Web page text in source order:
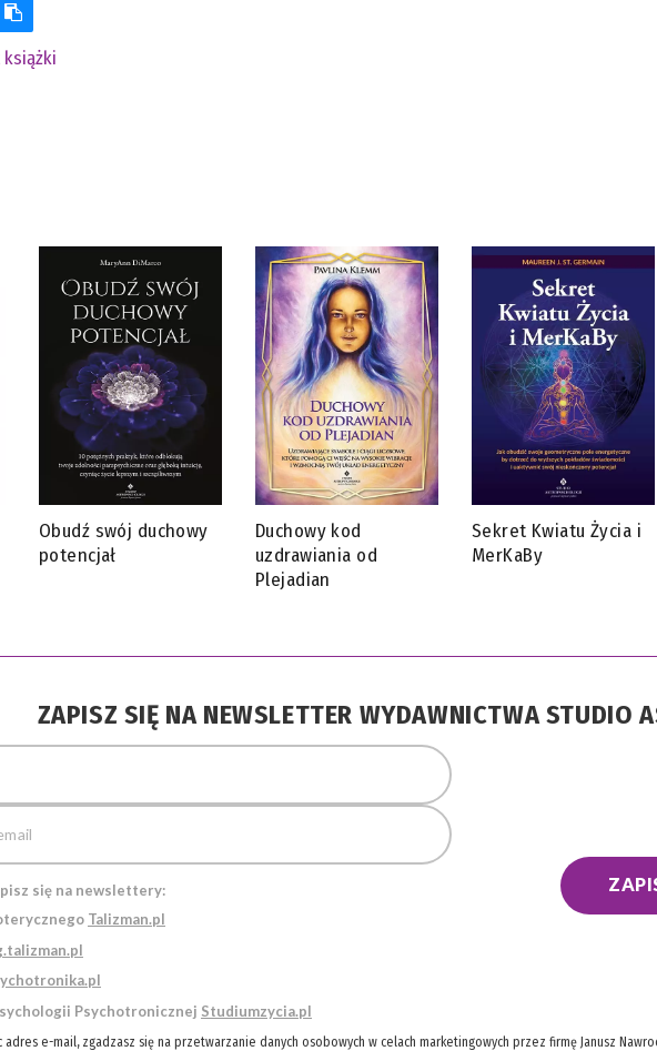
Obudź swój duchowy
potencjał
Duchowy kod
uzdrawiania od
Plejadian
Sekret Kwiatu Życia i
MerKaBy
ZAPISZ SIĘ NA NEWSLETTER WYDAWNICTWA STUDIO
się na newslettery:
Talizman.pl
Psychotronicznej Studiumzycia.pl
adres e-mail, zgadzasz się na przetwarzanie danych osobowych w celach marketingowych przez firmę Janusz